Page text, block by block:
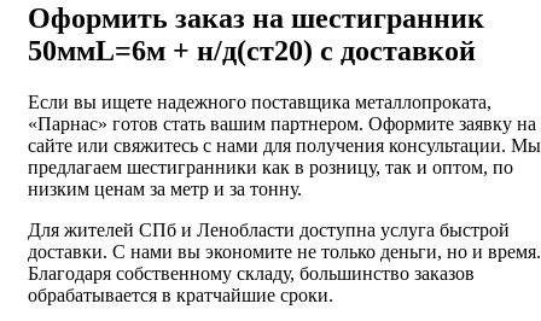
Оформить заказ на шестигранник
50ммL=6м + н/д(ст20) с доставкой
Если вы ищете надежного поставщика металлопроката,
«Парнас» готов стать вашим партнером. Оформите заявку на
сайте или свяжитесь с нами для получения консультации. Мы
предлагаем шестигранники как в розницу, так и оптом, по
низким ценам за метр и за тонну.
Для жителей СПб и Ленобласти доступна услуга быстрой
доставки. С нами вы экономите не только деньги, но и время.
Благодаря собственному складу, большинство заказов
обрабатывается в кратчайшие сроки.